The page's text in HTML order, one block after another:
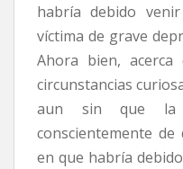
habría debido
víctima de grave
Ahora bien,
circunstancias
aun sin que la
conscientemente de
en que habría